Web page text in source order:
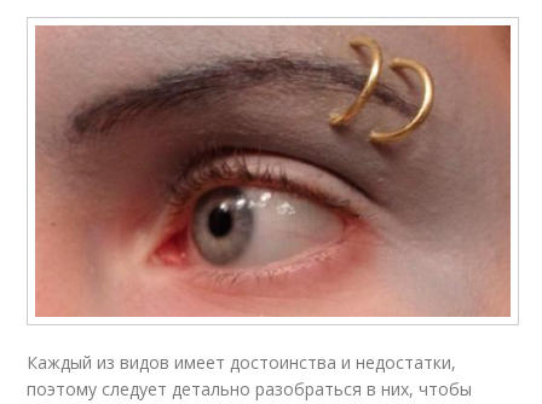
Каждый из видов имеет достоинства и недостатки,
поэтому следует детально разобраться в них, чтобы